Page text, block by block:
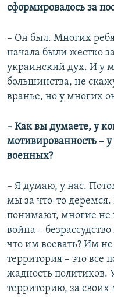
сформировалось за
– Он был. Многих
начала были жестко
украинский дух. И у
большинства, не
вранье, но у многих
– Как вы думаете, у
мотивированность –
военных?
– Я думаю, у нас.
мы за что-то
понимают, многие не
война –
что им воевать? Им
территория – это все
жадность политиков.
территорию, за своих